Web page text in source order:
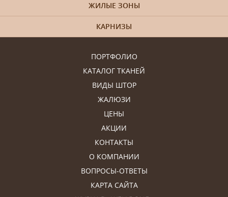
ПОРТФОЛИО
КАТАЛОГ ТКАНЕЙ
ВИДЫ ШТОР
ЖАЛЮЗИ
ЦЕНЫ
АКЦИИ
КОНТАКТЫ
О КОМПАНИИ
ВОПРОСЫ-ОТВЕТЫ
КАРТА САЙТА
ЖИЛЫЕ ЗОНЫ
КАРНИЗЫ